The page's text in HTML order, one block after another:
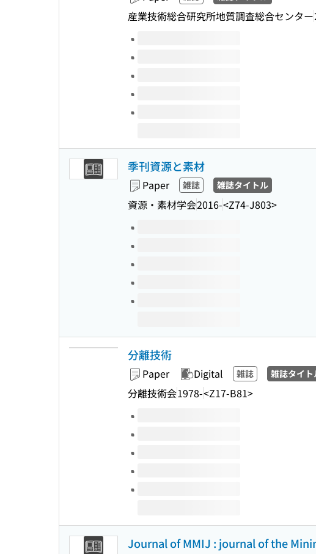
産業技術総合研究所地質調査総合センター
Volumes of this title
季刊資源と素材
Paper 雑誌 雑誌タイトル
資源・素材学会2016-<Z74-J803>
Volumes of this title
分離技術
Paper Digital 雑誌 雑誌タイト
分離技術会1978-<Z17-B81>
Volumes of this title
Journal of MMIJ : journal of the